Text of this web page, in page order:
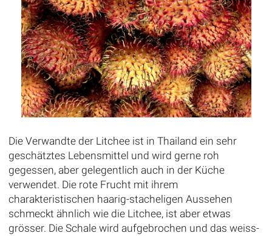
Die Verwandte der Litchee ist in Thailand ein sehr
geschätztes Lebensmittel und wird gerne roh
gegessen, aber gelegentlich auch in der Küche
verwendet. Die rote Frucht mit ihrem
charakteristischen haarig-stacheligen Aussehen
schmeckt ähnlich wie die Litchee, ist aber etwas
grösser. Die Schale wird aufgebrochen und das weiss-